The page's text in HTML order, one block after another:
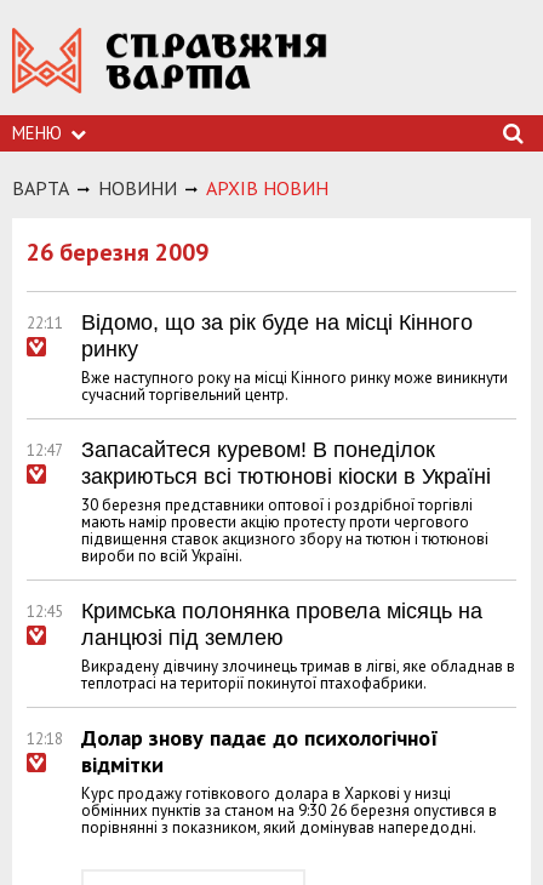
МЕНЮ
ВАРТА НОВИНИ АРХIВ НОВИН
26 березня 2009
22:11
Відомо, що за рік буде на місці Кінного
ринку
Вже наступного року на місці Кінного ринку може виникнути
сучасний торгівельний центр.
12:47
Запасайтеся куревом! В понеділок
закриються всі тютюнові кіоски в Україні
30 березня представники оптової і роздрібної торгівлі
мають намір провести акцію протесту проти чергового
підвищення ставок акцизного збору на тютюн і тютюнові
вироби по всій Україні.
12:45
Кримська полонянка провела місяць на
ланцюзі під землею
Викрадену дівчину злочинець тримав в лігві, яке обладнав в
теплотрасі на території покинутої птахофабрики.
12:18
Долар знову падає до психологічної
відмітки
Курс продажу готівкового долара в Харкові у низці
обмінних пунктів за станом на 9:30 26 березня опустився в
порівнянні з показником, який домінував напередодні.